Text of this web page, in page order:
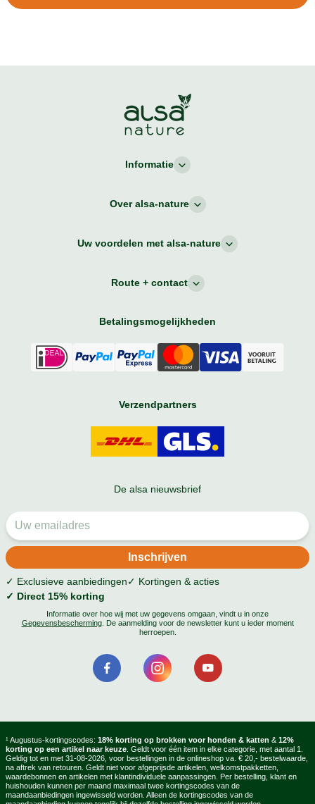
Informatie
Over alsa-nature
Uw voordelen met alsa-nature
Route + contact
Betalingsmogelijkheden
Verzendpartners
De alsa nieuwsbrief
✓ Exclusieve aanbiedingen✓ Kortingen & acties
✓ Direct 15% korting
Informatie over hoe wij met uw gegevens omgaan, vindt u in onze
Gegevensbescherming. De aanmelding voor de newsletter kunt u ieder moment
herroepen.
¹ Augustus-kortingscodes: 18% korting op brokken voor honden & katten &12%
korting op een artikel naar keuze. Geldt voor één item in elke categorie, met aantal 1.
Geldig tot en met 31-08-2026, voor bestellingen in de onlineshop va. € 20,- bestelwaarde,
na aftrek van retouren. Geldt niet voor afgeprijsde artikelen, welkomstpakketten,
waardebonnen en artikelen met klantindividuele aanpassingen. Per bestelling, klant en
huishouden kunnen per maand maximaal twee kortingscodes van de
maandaanbiedingen ingewisseld worden. Alleen de kortingscodes van de